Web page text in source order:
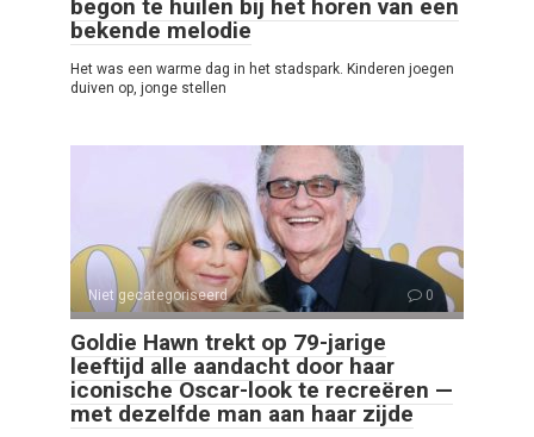
begon te huilen bij het horen van een
bekende melodie
Het was een warme dag in het stadspark. Kinderen joegen
duiven op, jonge stellen
Niet gecategoriseerd 0
Goldie Hawn trekt op 79-jarige
leeftijd alle aandacht door haar
iconische Oscar-look te recreëren —
met dezelfde man aan haar zijde